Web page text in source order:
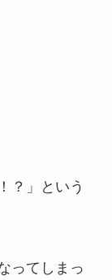
？」という
ってしまっ